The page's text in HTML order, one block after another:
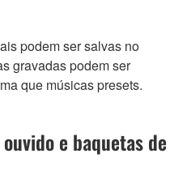
podem ser salvas no
gravadas podem ser
que músicas presets.
e baquetas de